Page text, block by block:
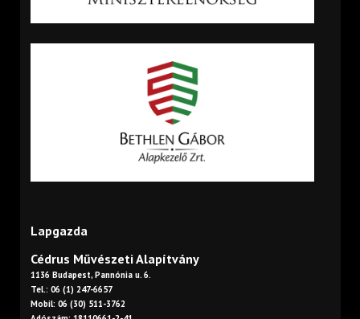
Lapgazda
Cédrus Művészeti Alapítvány
1136 Budapest, Pannónia u. 6.
Tel.: 06 (1) 247-6657
Mobil: 06 (30) 511-3762